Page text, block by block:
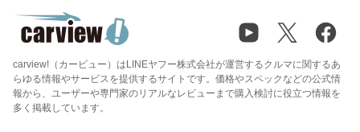
carview!（カービュー）はLINEヤフー株式会社が運営するクルマに関するあ
らゆる情報やサービスを提供するサイトです。価格やスペックなどの公式情
報から、ユーザーや専門家のリアルなレビューまで購入検討に役立つ情報を
多く掲載しています。